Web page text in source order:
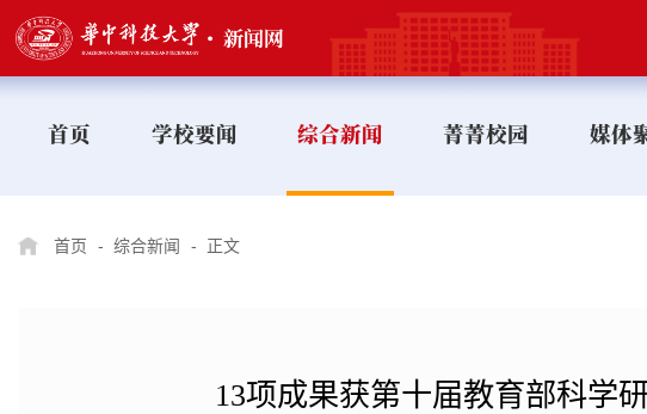
首页 学校要闻 综合新闻 菁菁校园 媒体
首页 - 综合新闻 - 正文
13项成果获第十届教育部科学